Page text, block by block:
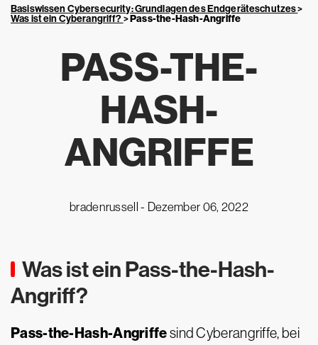
Basiswissen Cybersecurity: Grundlagen des Endgeräteschutzes>
Was ist ein Cyberangriff?>Pass-the-Hash-Angriffe
PASS-THE-
HASH-
ANGRIFFE
bradenrussell - Dezember 06, 2022
Was ist ein Pass-the-Hash-
Angriff?
Pass-the-Hash-Angriffesind Cyberangriffe, bei